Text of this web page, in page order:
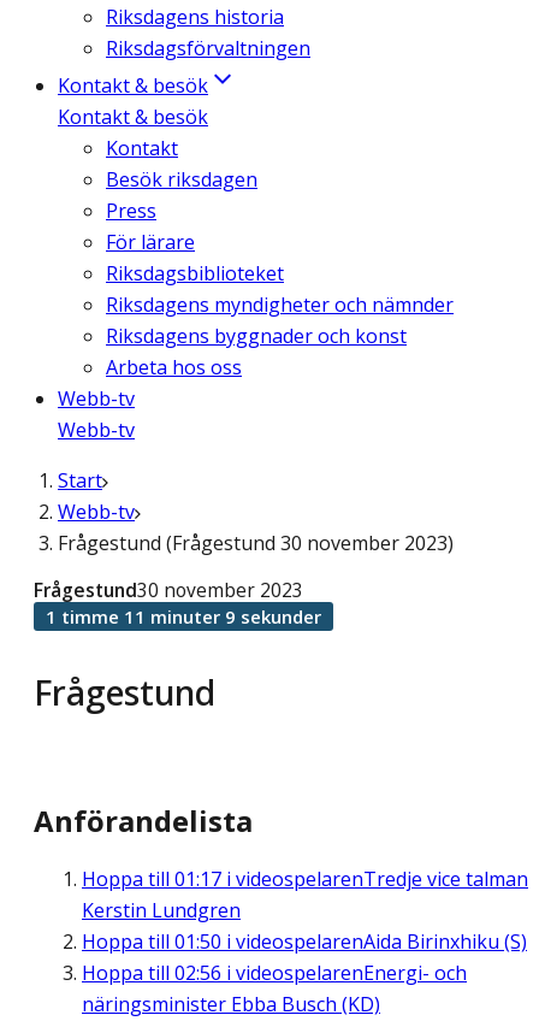
Riksdagens historia
Riksdagsförvaltningen
Kontakt & besök
Kontakt & besök
Kontakt
Besök riksdagen
Press
För lärare
Riksdagsbiblioteket
Riksdagens myndigheter och nämnder
Riksdagens byggnader och konst
Arbeta hos oss
Webb-tv
Webb-tv
Start
Webb-tv
Frågestund (Frågestund 30 november 2023)
Frågestund
Frågestund30 november 2023
1 timme 11 minuter 9 sekunder
Anförandelista
Hoppa till 01:17 i videospelarenTredje vice talman
Kerstin Lundgren
Hoppa till 01:50 i videospelarenAida Birinxhiku (S)
Hoppa till 02:56 i videospelarenEnergi- och
näringsminister Ebba Busch (KD)